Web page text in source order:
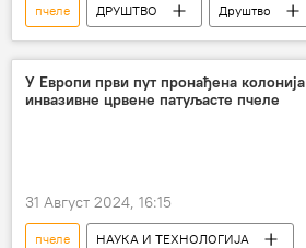
пчеле ДРУШТВО Друштво
У Европи први пут пронађена колонија
инвазивне црвене патуљасте пчеле
31 Август 2024, 16:15
пчеле
НАУКА И ТЕХНОЛОГИЈА